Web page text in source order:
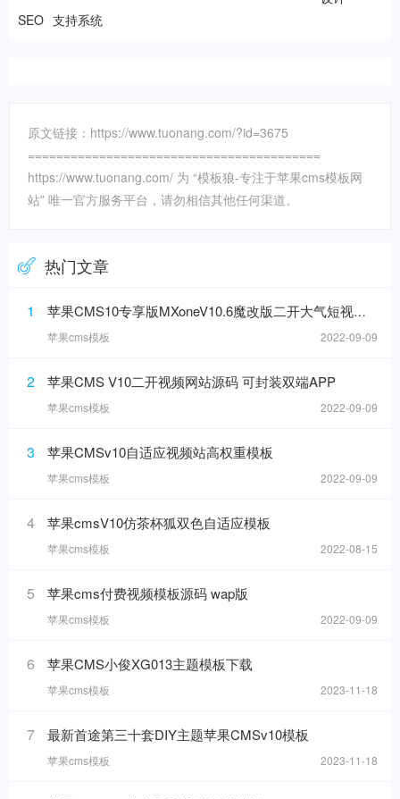
SEO 支持系统
原文链接：https://www.tuonang.com/?id=3675
=========================================
https://www.tuonang.com/ 为 “模板狼-专注于苹果cms模板网
站” 唯一官方服务平台，请勿相信其他任何渠道。
热门文章
1 苹果CMS10专享版MXoneV10.6魔改版二开大气短视模板
苹果cms模板 2022-09-09
2 苹果CMS V10二开视频网站源码 可封装双端APP
苹果cms模板 2022-09-09
3 苹果CMSv10自适应视频站高权重模板
苹果cms模板 2022-09-09
4 苹果cmsV10仿茶杯狐双色自适应模板
苹果cms模板 2022-08-15
5 苹果cms付费视频模板源码 wap版
苹果cms模板 2022-09-09
6 苹果CMS小俊XG013主题模板下载
苹果cms模板 2023-11-18
7 最新首途第三十套DIY主题苹果CMSv10模板
苹果cms模板 2023-11-18